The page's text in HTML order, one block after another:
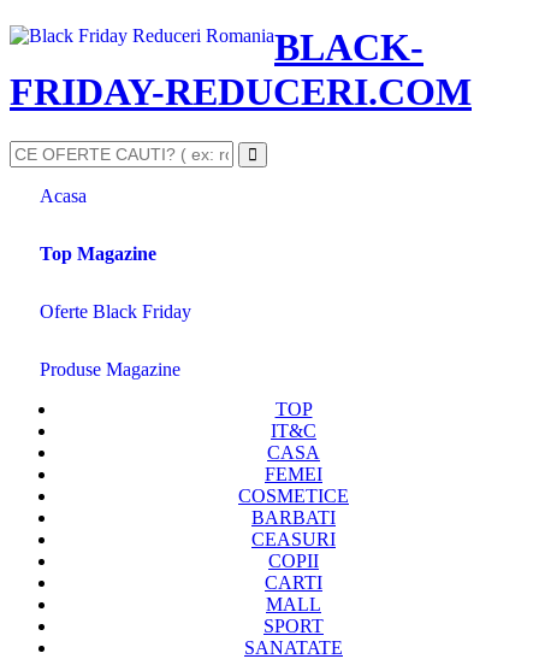
BLACK-
FRIDAY-REDUCERI.COM
Acasa
Top Magazine
Oferte Black Friday
Produse Magazine
TOP
IT&C
CASA
FEMEI
COSMETICE
BARBATI
CEASURI
COPII
CARTI
MALL
SPORT
SANATATE